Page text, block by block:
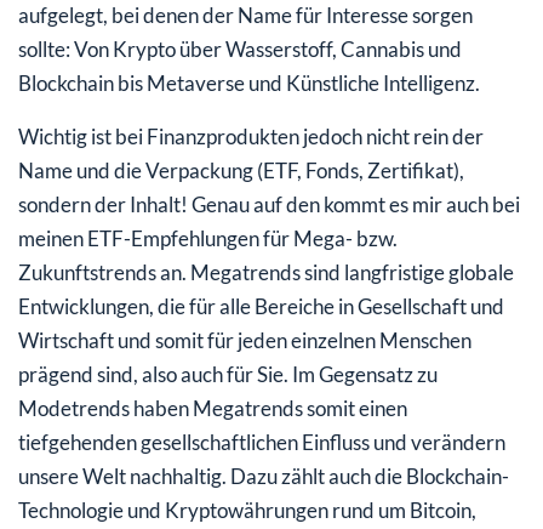
aufgelegt, bei denen der Name für Interesse sorgen
sollte: Von Krypto über Wasserstoff, Cannabis und
Blockchain bis Metaverse und Künstliche Intelligenz.
Wichtig ist bei Finanzprodukten jedoch nicht rein der
Name und die Verpackung (ETF, Fonds, Zertifikat),
sondern der Inhalt! Genau auf den kommt es mir auch bei
meinen ETF-Empfehlungen für Mega- bzw.
Zukunftstrends an. Megatrends sind langfristige globale
Entwicklungen, die für alle Bereiche in Gesellschaft und
Wirtschaft und somit für jeden einzelnen Menschen
prägend sind, also auch für Sie. Im Gegensatz zu
Modetrends haben Megatrends somit einen
tiefgehenden gesellschaftlichen Einfluss und verändern
unsere Welt nachhaltig. Dazu zählt auch die Blockchain-
Technologie und Kryptowährungen rund um Bitcoin,